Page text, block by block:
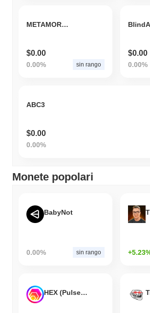
METAMORPHOSISAINU
$0.00
0.00% sin rango
$0.00
0.00%
ABC3
$0.00
0.00%
Monete popolari
BabyNot
0.00% sin rango
HEX (Pulsechain)